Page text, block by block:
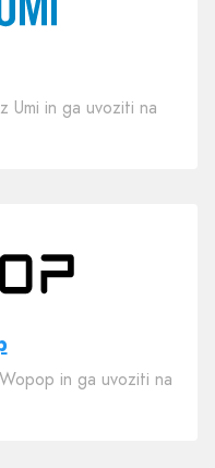
Umi in ga uvoziti na
in ga uvoziti na